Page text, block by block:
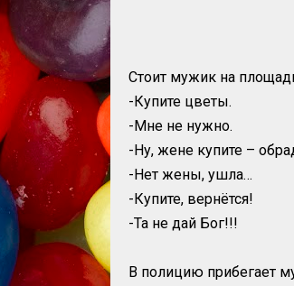
Стоит мужик на
-Купите цветы.
-Мне не нужно.
-Ну, жене купите –
-Нет жены, ушла…
-Купите, вернётся!
-Та не дай Бог!!!
В полицию прибегает